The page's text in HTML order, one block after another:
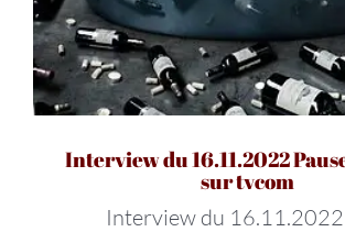
Interview du 16.11.2022
sur tvcom
Interview du 16.11.2022